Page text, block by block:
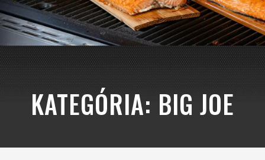
KATEGÓRIA: BIG JOE